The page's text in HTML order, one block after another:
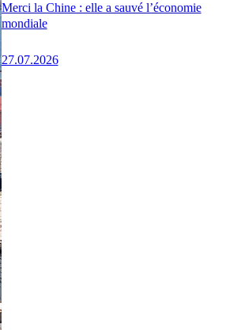
Merci la Chine : elle a sauvé l’économie
mondiale
27.07.2026